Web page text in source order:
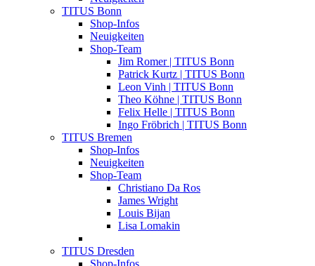
TITUS Bonn
Shop-Infos
Neuigkeiten
Shop-Team
Jim Romer | TITUS Bonn
Patrick Kurtz | TITUS Bonn
Leon Vinh | TITUS Bonn
Theo Köhne | TITUS Bonn
Felix Helle | TITUS Bonn
Ingo Fröbrich | TITUS Bonn
TITUS Bremen
Shop-Infos
Neuigkeiten
Shop-Team
Christiano Da Ros
James Wright
Louis Bijan
Lisa Lomakin
TITUS Dresden
Shop-Infos